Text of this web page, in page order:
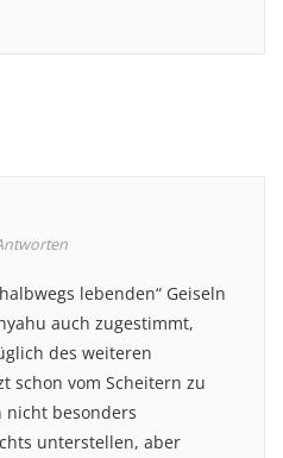
lebenden“ Geiseln
auch zugestimmt,
des weiteren
schon vom Scheitern zu
besonders
unterstellen, aber